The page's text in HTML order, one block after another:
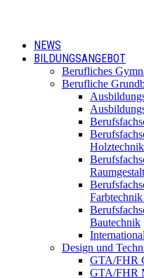
NEWS
BILDUNGSANGEBOT
Berufliches
Berufliche
Holztechnik
Bautechnik
Design und
GTA/FHR
GTA/FHR